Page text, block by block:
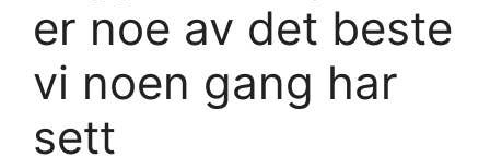
er noe av det beste
vi noen gang har
sett